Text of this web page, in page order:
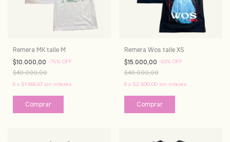
Remera MK talle M
$10.000,00 -75% OFF
$40.000,00
6 x $1.666,67 sin interés
Remera Wos talle XS
$15.000,00 -63% OFF
$40.000,00
6 x $2.500,00 sin interés